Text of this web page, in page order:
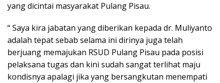
yang dicintai masyarakat Pulang Pisau.
“ Saya kira jabatan yang diberikan kepada dr. Muliyanto
adalah tepat sebab selama ini dirinya juga telah
berjuang memajukan RSUD Pulang Pisau pada posisi
pelaksana tugas dan kini sudah sangat terlihat maju
kondisnya apalagi jika yang bersangkutan menempati